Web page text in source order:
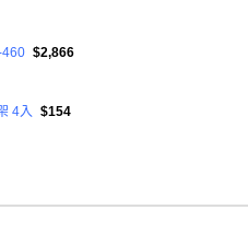
460 $2,866
4入 $154